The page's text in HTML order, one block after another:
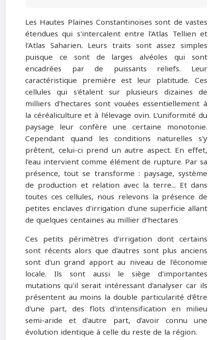
Les Hautes Plaines Constantinoises sont de vastes
étendues qui s'intercalent entre l'Atlas Tellien et
l'Atlas Saharien. Leurs traits sont assez simples
puisque ce sont de larges alvéoles qui sont
encadrées par de puissants reliefs. Leur
caractéristique première est leur platitude. Ces
cellules qui s'étalent sur plusieurs dizaines de
milliers d'hectares sont vouées essentiellement à
la céréaliculture et à l'élevage ovin. L'uniformité du
paysage leur confère une certaine monotonie.
Cependant quand les conditions naturelles s'y
prêtent, celui-ci prend un autre aspect. En effet,
l'eau intervient comme élément de rupture. Par sa
présence, tout se transforme : paysage, système
de production et relation avec la terre... Et dans
toutes ces cellules, nous relevons la présence de
petites enclaves d'irrigation d'une superficie allant
de quelques centaines au millier d'hectares
Ces petits périmètres d'irrigation dont certains
sont récents alors que d'autres sont plus anciens
sont d'un grand apport au niveau de l'économie
locale. Ils sont aussi le siège d'importantes
mutations qu'il serait intéressant d'analyser car ils
présentent au moins la double particularité d'être
d'une part, des flots d'intensification en milieu
semi-aride et d'autre part, d'avoir connu une
évolution identique à celle du reste de la région.